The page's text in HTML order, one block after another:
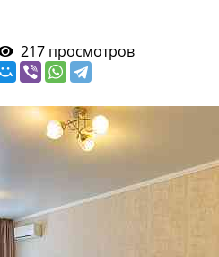
217 просмотров